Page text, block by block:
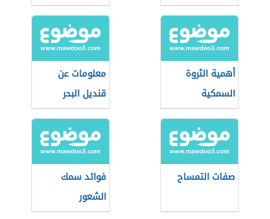
أهمية الثروة
السمكية
معلومات عن
قنديل البحر
صفات التمساح
فوائد سمك
الشعور